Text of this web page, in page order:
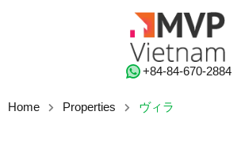
‭+84-84-670-2884‬
Home Properties ヴィラ